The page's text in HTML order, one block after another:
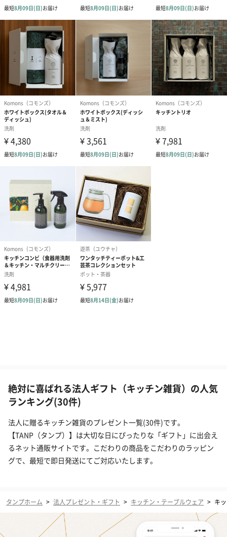
絶対に喜ばれる法人ギフト（キッチン雑貨）の人気
ランキング(30件)
法人に贈るキッチン雑貨のプレゼント一覧(30件)です。
【TANP（タンプ）】は大切な日にぴったりな「ギフト」に出会え
るネット通販サイトです。こだわりの商品をこだわりのラッピン
グで、最短で即日発送にてご対応いたします。
タンプホーム > 法人プレゼント・ギフト > キッチン・テーブルウェア > キ